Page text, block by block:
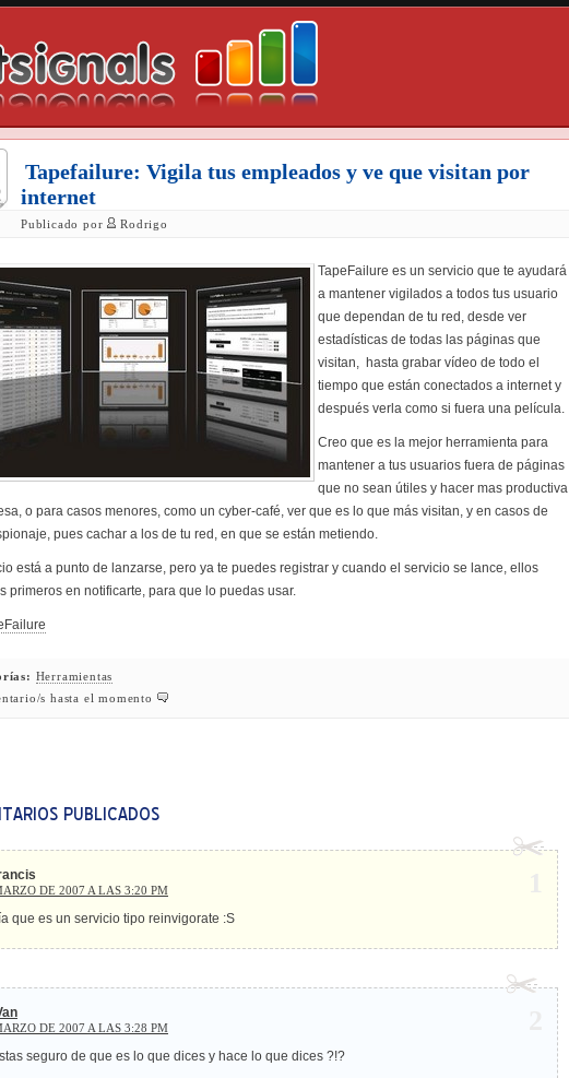
Tapefailure: Vigila tus empleados y ve que visitan por
internet
Publicado por Rodrigo
TapeFailure es un servicio que te ayudará
a mantener vigilados a todos tus usuario
que dependan de tu red, desde ver
estadísticas de todas las páginas que
visitan, hasta grabar vídeo de todo el
tiempo que están conectados a internet y
después verla como si fuera una película.
Creo que es la mejor herramienta para
mantener a tus usuarios fuera de páginas
que no sean útiles y hacer mas productiva
o para casos menores, como un cyber-café, ver que es lo que más visitan, y en casos de
pues cachar a los de tu red, en que se están metiendo.
está a punto de lanzarse, pero ya te puedes registrar y cuando el servicio se lance, ellos
primeros en notificarte, para que lo puedas usar.
Herramientas
s hasta el momento
DE 2007 A LAS 3:20 PM
que es un servicio tipo reinvigorate :S
DE 2007 A LAS 3:28 PM
seguro de que es lo que dices y hace lo que dices ?!?